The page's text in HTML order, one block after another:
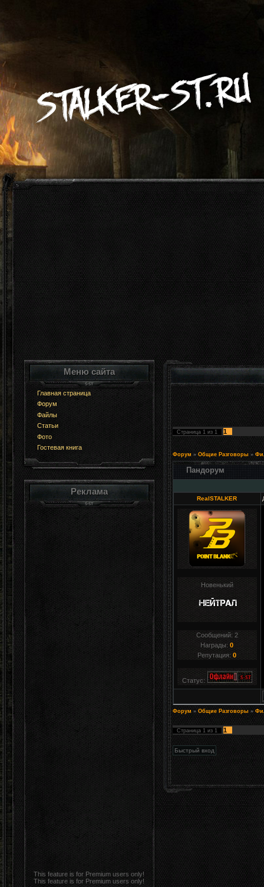
Меню сайта
Главная страница
Форум
Файлы
Статьи
Фото
Гостевая книга
Реклама
This feature is for Premium users only!
This feature is for Premium users only!
Страница 1 из 1 1
Форум » Общие Разговоры »
Пандорум
RealSTALKER
Новенький
Сообщений: 2
Награды:0
Репутация:0
Статус:
Форум » Общие Разговоры »
Страница 1 из 1 1